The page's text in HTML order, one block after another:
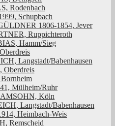
Rodenbach
Schupbach
1806-1854, Jever
Ruppichteroth
Hamm/Sieg
Langstadt/Babenhausen
Oberdreis
Mülheim/Ruhr
Köln
Langstadt/Babenhausen
Heimbach-Weis
Remscheid